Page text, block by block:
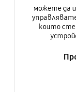
можете да
които